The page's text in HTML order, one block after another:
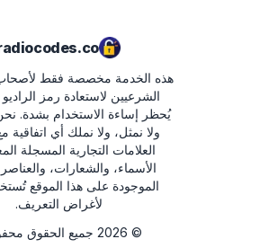
T0BYD294110168
8023421 7644061210
هذه الخدمة مخصصة فقط
الشرعيين لاستعادة رمز الراديو
يُحظر إساءة الاستخدام بشدة.
ولا نمثل، ولا نملك أي
العلامات التجارية المسجلة
الأسماء، والشعارات،
الموجودة على هذا الموقع
لأغراض التعريف.
©
2026 جميع الحقوق